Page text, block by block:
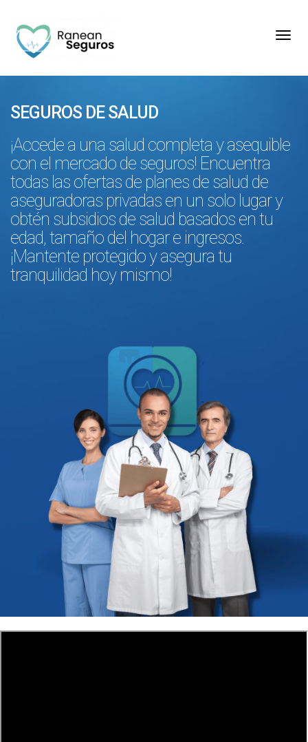
SEGUROS DE SALUD
¡Accede a una salud completa y asequible
con el mercado de seguros! Encuentra
todas las ofertas de planes de salud de
aseguradoras privadas en un solo lugar y
obtén subsidios de salud basados en tu
edad, tamaño del hogar e ingresos.
¡Mantente protegido y asegura tu
tranquilidad hoy mismo!